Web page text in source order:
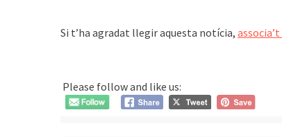
Si t’ha agradat llegir aquesta notícia, associa’t
Please follow and like us: